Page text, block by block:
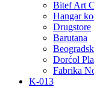
Bitef Art
Hangar
Drugstore
Barutana
Dorćol
Fabrika
K-013